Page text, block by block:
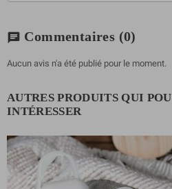
chat Commentaires (0)
Aucun avis n'a été publié pour le moment.
AUTRES PRODUITS QUI
INTÉRESSER